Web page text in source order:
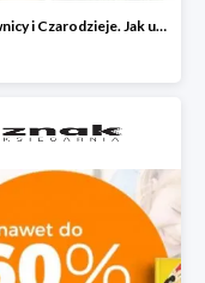
Wojownicy i Czarodzieje. Jak upolować wiedźmę